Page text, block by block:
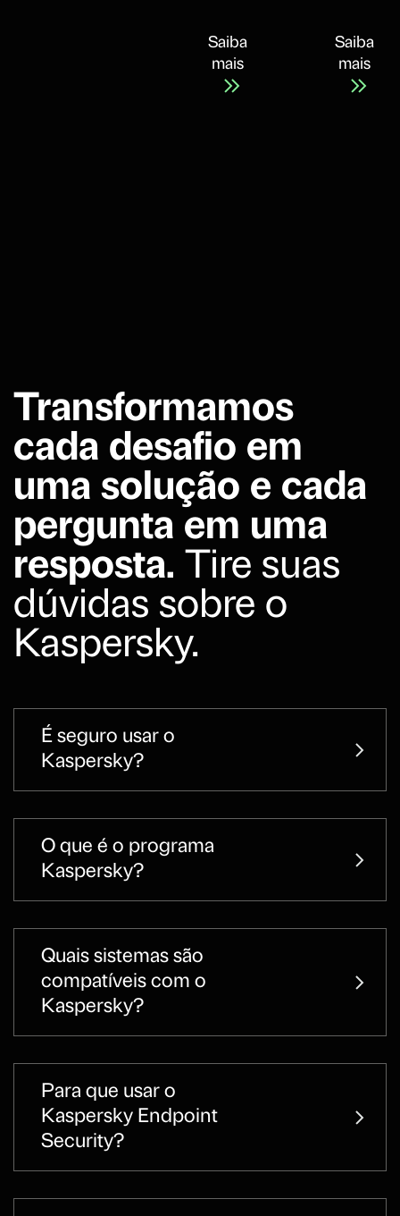
Saiba
mais
Saiba
mais
Transformamos
cada desafio em
uma solução e cada
pergunta em uma
resposta. Tire suas
dúvidas sobre o
Kaspersky.
É seguro usar o
Kaspersky?
O que é o programa
Kaspersky?
Quais sistemas são
compatíveis com o
Kaspersky?
Para que usar o
Kaspersky Endpoint
Security?